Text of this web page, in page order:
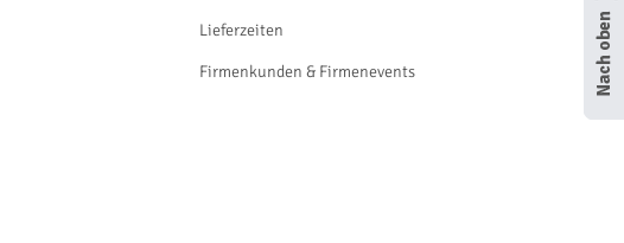
Lieferzeiten
Firmenkunden & Firmenevents